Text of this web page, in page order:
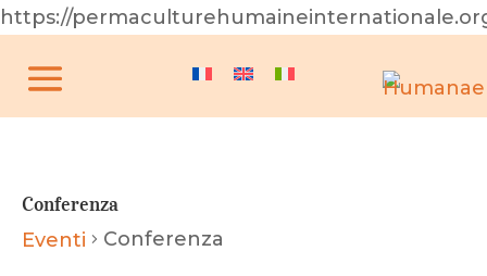
https://
Conferenza
Eventi
Conferenza